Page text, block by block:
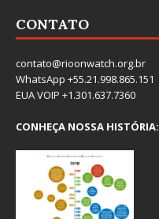
CONTATO
contato@rioonwatch.org.br
WhatsApp +55.21.998.865.151
EUA VOIP +1.301.637.7360
CONHEÇA NOSSA HISTÓRIA: